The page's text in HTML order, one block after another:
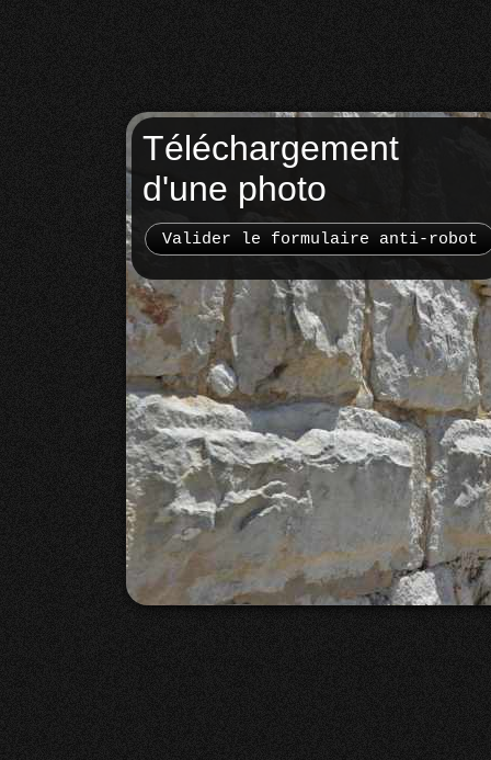
Téléchargement
d'une photo